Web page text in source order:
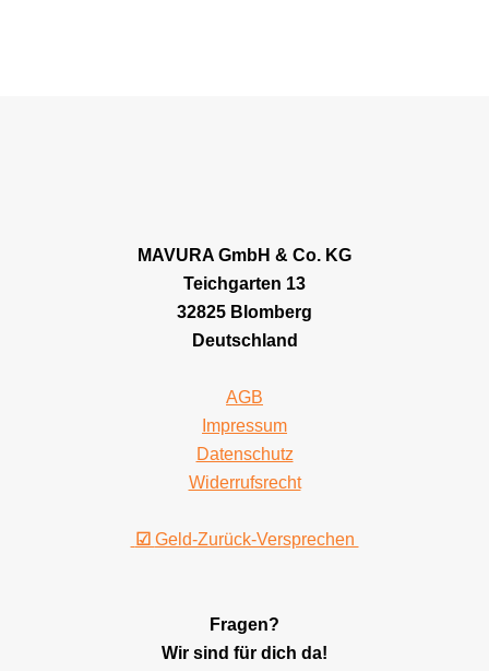
MAVURA GmbH & Co. KG
Teichgarten 13
32825 Blomberg
Deutschland
AGB
Impressum
Datenschutz
Widerrufsrecht
☑ Geld-Zurück-Versprechen
Fragen?
Wir sind für dich da!